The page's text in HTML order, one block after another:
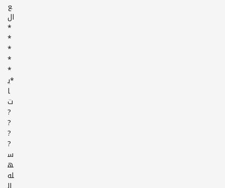
ع
ال
*
*
*
*
*
*ي
ا
ت
?
?
?
?
س
ه
له